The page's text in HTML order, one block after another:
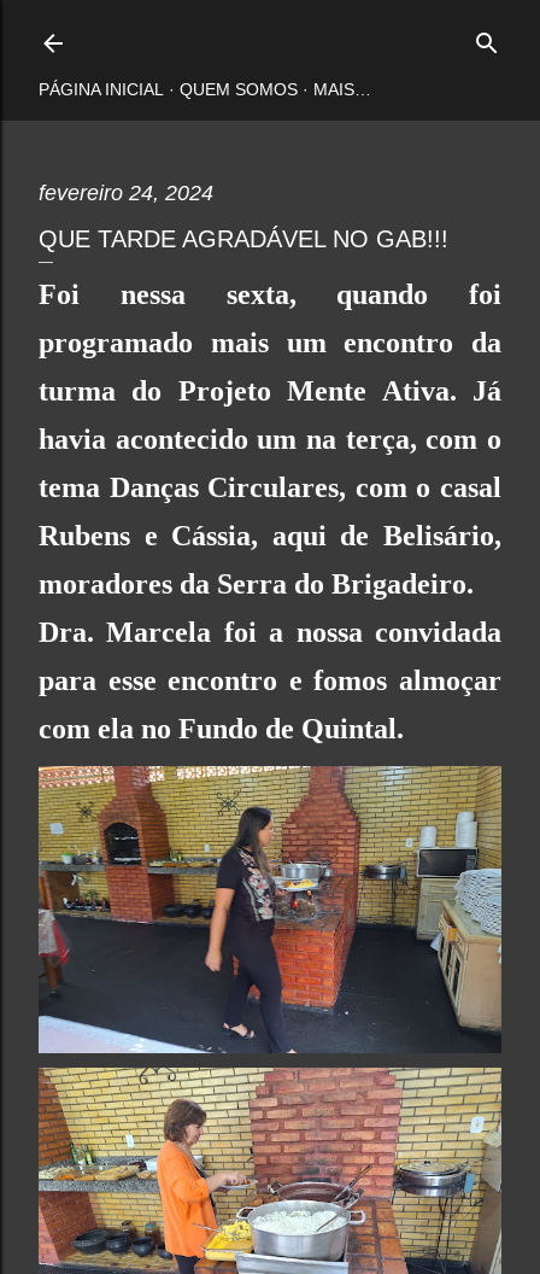
PÁGINA INICIAL QUEM SOMOS MAIS…
fevereiro 24, 2024
QUE TARDE AGRADÁVEL NO GAB!!!
Foi nessa sexta, quando foi
programado mais um encontro da
turma do Projeto Mente Ativa. Já
havia acontecido um na terça, com o
tema Danças Circulares, com o casal
Rubens e Cássia, aqui de Belisário,
moradores da Serra do Brigadeiro.
Dra. Marcela foi a nossa convidada
para esse encontro e fomos almoçar
com ela no Fundo de Quintal.